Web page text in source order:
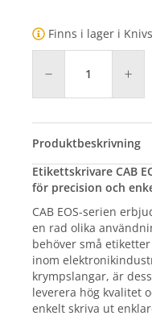
Finns i lager i
Produktbeskrivning
Etikettskrivare CAB
för precision och
CAB EOS-serien
en rad olika
behöver små
inom
krympslangar, är
leverera hög kvalitet
enkelt skriva ut